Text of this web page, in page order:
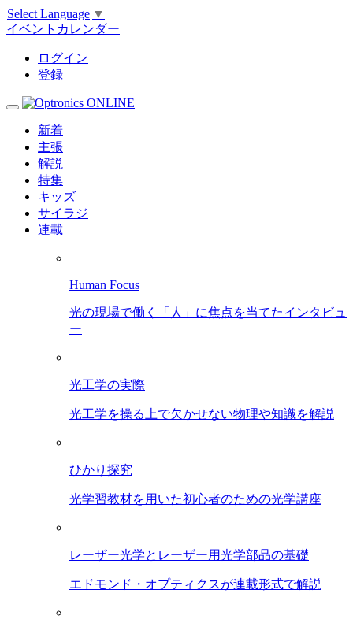
Select Language ▼
イベントカレンダー
ログイン
登録
新着
主張
解説
特集
キッズ
サイラジ
連載
Human Focus
光の現場で働く「人」に焦点を当てたインタビュ
ー
光工学の実際
光工学を操る上で欠かせない物理や知識を解説
ひかり探究
光学習教材を用いた初心者のための光学講座
レーザー光学とレーザー用光学部品の基礎
エドモンド・オプティクスが連載形式で解説